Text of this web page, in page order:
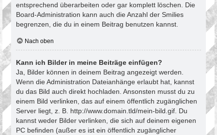
entsprechend überarbeiten oder gar komplett löschen. Die
Board-Administration kann auch die Anzahl der Smilies
begrenzen, die du in einem Beitrag benutzen kannst.
Nach oben
Kann ich Bilder in meine Beiträge einfügen?
Ja, Bilder können in deinem Beitrag angezeigt werden.
Wenn die Administration Dateianhänge erlaubt hat, kannst
du das Bild auch direkt hochladen. Ansonsten musst du zu
einem Bild verlinken, das auf einem öffentlich zugänglichen
Server liegt, z. B. http://www.domain.tld/mein-bild.gif. Du
kannst weder Bilder verlinken, die sich auf deinem eigenen
PC befinden (außer es ist ein öffentlich zugänglicher